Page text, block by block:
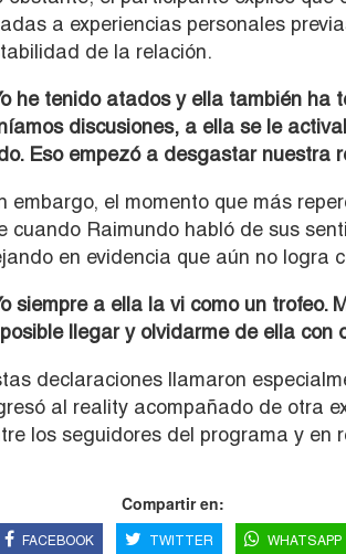
a experiencias personales
de la relación.
he tenido atados y ella también ha
discusiones, a ella se le
Eso empezó a desgastar nuestra
embargo, el momento que más
cuando Raimundo habló de sus
en evidencia que aún no logra
siempre a ella la vi como un
llegar y olvidarme de ella con
declaraciones llamaron
al reality acompañado de otra
los seguidores del programa y en
Compartir en:
FACEBOOK TWITTER WHATSAPP